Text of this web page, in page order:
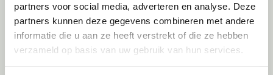
partners voor social media, adverteren en analyse. Deze
partners kunnen deze gegevens combineren met andere
informatie die u aan ze heeft verstrekt of die ze hebben
verzameld op basis van uw gebruik van hun services.